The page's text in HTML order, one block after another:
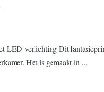
LED-verlichting Dit
Het is gemaakt in ...